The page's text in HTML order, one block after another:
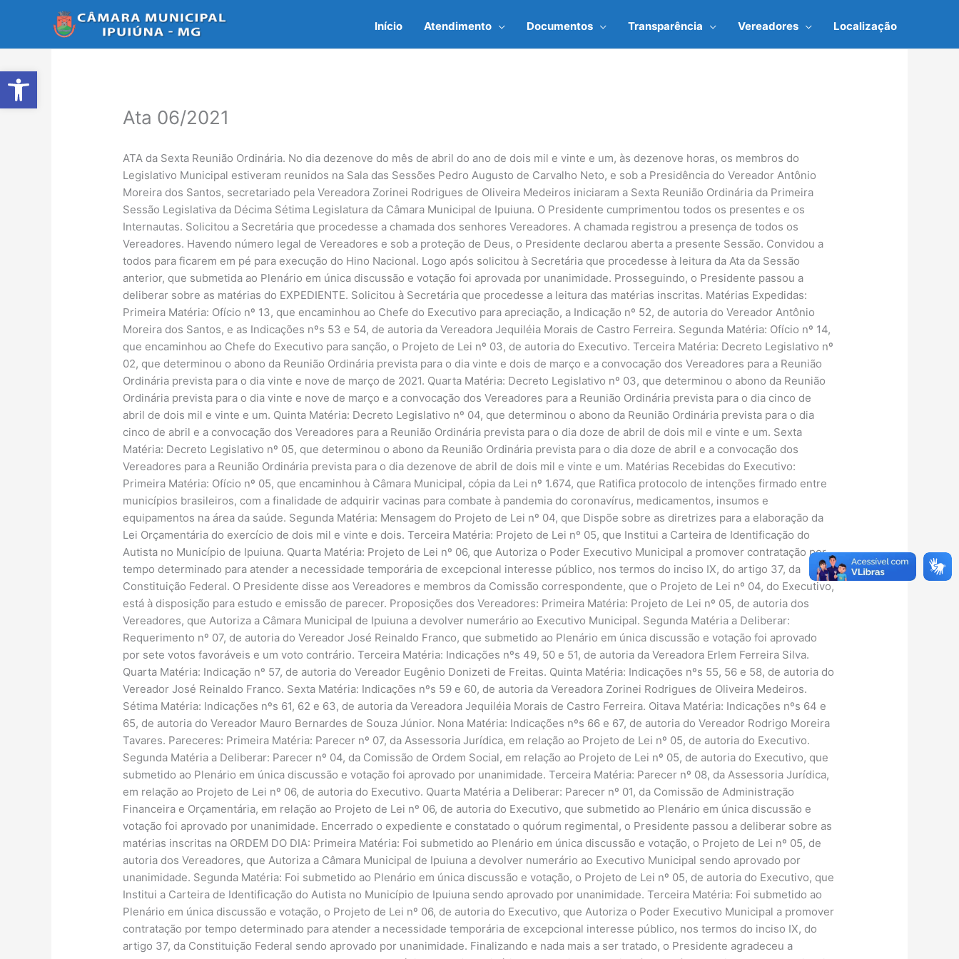
Abrir a barra de ferramentas
Início Atendimento Documentos Transparência Vereadores Localização
Ata 06/2021
ATA da Sexta Reunião Ordinária. No dia dezenove do mês de abril do ano de dois mil e vinte e um, às dezenove horas, os membros do
Legislativo Municipal estiveram reunidos na Sala das Sessões Pedro Augusto de Carvalho Neto, e sob a Presidência do Vereador Antônio
Moreira dos Santos, secretariado pela Vereadora Zorinei Rodrigues de Oliveira Medeiros iniciaram a Sexta Reunião Ordinária da Primeira
Sessão Legislativa da Décima Sétima Legislatura da Câmara Municipal de Ipuiuna. O Presidente cumprimentou todos os presentes e os
Internautas. Solicitou a Secretária que procedesse a chamada dos senhores Vereadores. A chamada registrou a presença de todos os
Vereadores. Havendo número legal de Vereadores e sob a proteção de Deus, o Presidente declarou aberta a presente Sessão. Convidou a
todos para ficarem em pé para execução do Hino Nacional. Logo após solicitou à Secretária que procedesse à leitura da Ata da Sessão
anterior, que submetida ao Plenário em única discussão e votação foi aprovada por unanimidade. Prosseguindo, o Presidente passou a
deliberar sobre as matérias do EXPEDIENTE. Solicitou à Secretária que procedesse a leitura das matérias inscritas. Matérias Expedidas:
Primeira Matéria: Ofício nº 13, que encaminhou ao Chefe do Executivo para apreciação, a Indicação nº 52, de autoria do Vereador Antônio
Moreira dos Santos, e as Indicações nºs 53 e 54, de autoria da Vereadora Jequiléia Morais de Castro Ferreira. Segunda Matéria: Ofício nº 14,
que encaminhou ao Chefe do Executivo para sanção, o Projeto de Lei nº 03, de autoria do Executivo. Terceira Matéria: Decreto Legislativo nº
02, que determinou o abono da Reunião Ordinária prevista para o dia vinte e dois de março e a convocação dos Vereadores para a Reunião
Ordinária prevista para o dia vinte e nove de março de 2021. Quarta Matéria: Decreto Legislativo nº 03, que determinou o abono da Reunião
Ordinária prevista para o dia vinte e nove de março e a convocação dos Vereadores para a Reunião Ordinária prevista para o dia cinco de
abril de dois mil e vinte e um. Quinta Matéria: Decreto Legislativo nº 04, que determinou o abono da Reunião Ordinária prevista para o dia
cinco de abril e a convocação dos Vereadores para a Reunião Ordinária prevista para o dia doze de abril de dois mil e vinte e um. Sexta
Matéria: Decreto Legislativo nº 05, que determinou o abono da Reunião Ordinária prevista para o dia doze de abril e a convocação dos
Vereadores para a Reunião Ordinária prevista para o dia dezenove de abril de dois mil e vinte e um. Matérias Recebidas do Executivo:
Primeira Matéria: Ofício nº 05, que encaminhou à Câmara Municipal, cópia da Lei nº 1.674, que Ratifica protocolo de intenções firmado entre
municípios brasileiros, com a finalidade de adquirir vacinas para combate à pandemia do coronavírus, medicamentos, insumos e
equipamentos na área da saúde. Segunda Matéria: Mensagem do Projeto de Lei nº 04, que Dispõe sobre as diretrizes para a elaboração da
Lei Orçamentária do exercício de dois mil e vinte e dois. Terceira Matéria: Projeto de Lei nº 05, que Institui a Carteira de Identificação do
Autista no Município de Ipuiuna. Quarta Matéria: Projeto de Lei nº 06, que Autoriza o Poder Executivo Municipal a promover contratação por
tempo determinado para atender a necessidade temporária de excepcional interesse público, nos termos do inciso IX, do artigo 37, da
Constituição Federal. O Presidente disse aos Vereadores e membros da Comissão correspondente, que o Projeto de Lei nº 04, do Executivo,
está à disposição para estudo e emissão de parecer. Proposições dos Vereadores: Primeira Matéria: Projeto de Lei nº 05, de autoria dos
Vereadores, que Autoriza a Câmara Municipal de Ipuiuna a devolver numerário ao Executivo Municipal. Segunda Matéria a Deliberar:
Requerimento nº 07, de autoria do Vereador José Reinaldo Franco, que submetido ao Plenário em única discussão e votação foi aprovado
por sete votos favoráveis e um voto contrário. Terceira Matéria: Indicações nºs 49, 50 e 51, de autoria da Vereadora Erlem Ferreira Silva.
Quarta Matéria: Indicação nº 57, de autoria do Vereador Eugênio Donizeti de Freitas. Quinta Matéria: Indicações nºs 55, 56 e 58, de autoria do
Vereador José Reinaldo Franco. Sexta Matéria: Indicações nºs 59 e 60, de autoria da Vereadora Zorinei Rodrigues de Oliveira Medeiros.
Sétima Matéria: Indicações nºs 61, 62 e 63, de autoria da Vereadora Jequiléia Morais de Castro Ferreira. Oitava Matéria: Indicações nºs 64 e
65, de autoria do Vereador Mauro Bernardes de Souza Júnior. Nona Matéria: Indicações nºs 66 e 67, de autoria do Vereador Rodrigo Moreira
Tavares. Pareceres: Primeira Matéria: Parecer nº 07, da Assessoria Jurídica, em relação ao Projeto de Lei nº 05, de autoria do Executivo.
Segunda Matéria a Deliberar: Parecer nº 04, da Comissão de Ordem Social, em relação ao Projeto de Lei nº 05, de autoria do Executivo, que
submetido ao Plenário em única discussão e votação foi aprovado por unanimidade. Terceira Matéria: Parecer nº 08, da Assessoria Jurídica,
em relação ao Projeto de Lei nº 06, de autoria do Executivo. Quarta Matéria a Deliberar: Parecer nº 01, da Comissão de Administração
Financeira e Orçamentária, em relação ao Projeto de Lei nº 06, de autoria do Executivo, que submetido ao Plenário em única discussão e
votação foi aprovado por unanimidade. Encerrado o expediente e constatado o quórum regimental, o Presidente passou a deliberar sobre as
matérias inscritas na ORDEM DO DIA: Primeira Matéria: Foi submetido ao Plenário em única discussão e votação, o Projeto de Lei nº 05, de
autoria dos Vereadores, que Autoriza a Câmara Municipal de Ipuiuna a devolver numerário ao Executivo Municipal sendo aprovado por
unanimidade. Segunda Matéria: Foi submetido ao Plenário em única discussão e votação, o Projeto de Lei nº 05, de autoria do Executivo, que
Institui a Carteira de Identificação do Autista no Município de Ipuiuna sendo aprovado por unanimidade. Terceira Matéria: Foi submetido ao
Plenário em única discussão e votação, o Projeto de Lei nº 06, de autoria do Executivo, que Autoriza o Poder Executivo Municipal a promover
contratação por tempo determinado para atender a necessidade temporária de excepcional interesse público, nos termos do inciso IX, do
artigo 37, da Constituição Federal sendo aprovado por unanimidade. Finalizando e nada mais a ser tratado, o Presidente agradeceu a